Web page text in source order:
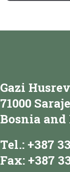
Gazi
71000
Bosnia
Tel.: +387
Fax: +387